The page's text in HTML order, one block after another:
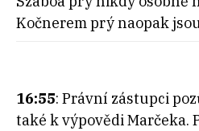
Kočnerem prý naopak
16:55: Právní zástupci
také k výpovědi Marčeka.